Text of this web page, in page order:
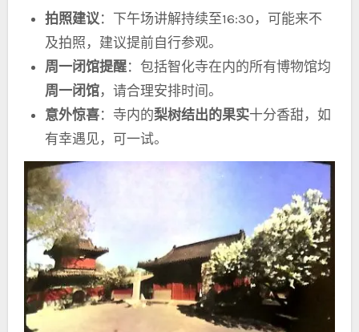
拍照建议：下午场讲解持续至16:30，可能来不
及拍照，建议提前自行参观。
周一闭馆提醒：包括智化寺在内的所有博物馆均
周一闭馆，请合理安排时间。
意外惊喜：寺内的梨树结出的果实十分香甜，如
有幸遇见，可一试。